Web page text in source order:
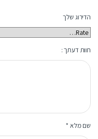
הדירוג שלך
חוות דעתך :
שם מלא *